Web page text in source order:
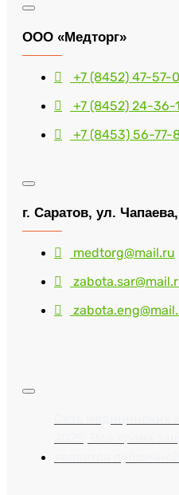
ООО «Медторг»
+7 (8452) 47-57-
+7 (8452) 24-36-
+7 (8453) 56-77-
г. Саратов, ул.
medtorg@mail.ru